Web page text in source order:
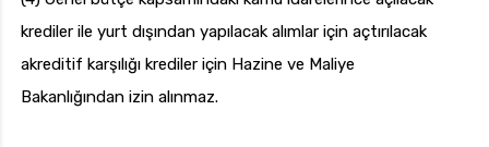
krediler ile yurt dışından yapılacak alımlar için açtırılacak
akreditif karşılığı krediler için Hazine ve Maliye
Bakanlığından izin alınmaz.